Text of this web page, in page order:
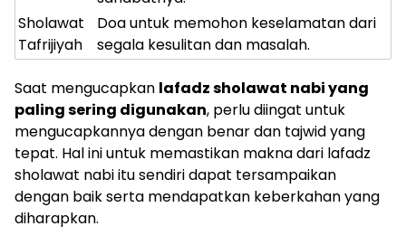
Sholawat
Tafrijiyah
Doa untuk memohon keselamatan dari
segala kesulitan dan masalah.
Saat mengucapkan lafadz sholawat nabi yang
paling sering digunakan, perlu diingat untuk
mengucapkannya dengan benar dan tajwid yang
tepat. Hal ini untuk memastikan makna dari lafadz
sholawat nabi itu sendiri dapat tersampaikan
dengan baik serta mendapatkan keberkahan yang
diharapkan.